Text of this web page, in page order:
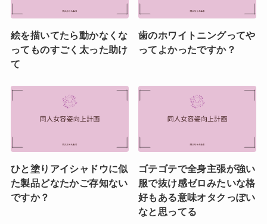
絵を描いてたら動かなくな
ってものすごく太った助け
て
歯のホワイトニングってや
ってよかったですか？
ひと塗りアイシャドウに似
た製品どなたかご存知ない
ですか？
ゴテゴテで全身主張が強い
服で抜け感ゼロみたいな格
好もある意味オタクっぽい
なと思ってる